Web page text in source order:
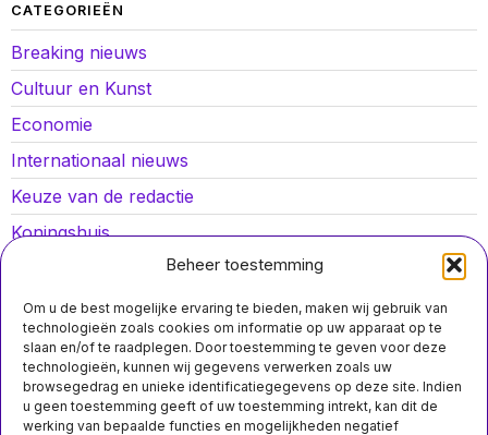
Beheer toestemming
Om u de best mogelijke ervaring te bieden, maken wij gebruik van
technologieën zoals cookies om informatie op uw apparaat op te
slaan en/of te raadplegen. Door toestemming te geven voor deze
technologieën, kunnen wij gegevens verwerken zoals uw
browsegedrag en unieke identificatiegegevens op deze site. Indien
u geen toestemming geeft of uw toestemming intrekt, kan dit de
werking van bepaalde functies en mogelijkheden negatief
CATEGORIEËN
Breaking nieuws
Cultuur en Kunst
Economie
Internationaal nieuws
Keuze van de redactie
Koningshuis
Oorlog in Oekraïne
Opinies
Politiek
Sport